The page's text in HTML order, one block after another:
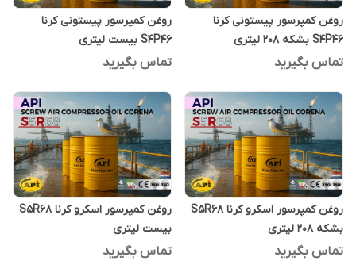
روغن کمپرسور پیستونی کرنا
S4P46 بشکه 208 لیتری
تماس بگیرید
روغن کمپرسور پیستونی کرنا
S4P46 بیست لیتری
تماس بگیرید
روغن کمپرسور اسکرو کرنا S5R68
بشکه 208 لیتری
تماس بگیرید
روغن کمپرسور اسکرو کرنا S5R68
بیست لیتری
تماس بگیرید